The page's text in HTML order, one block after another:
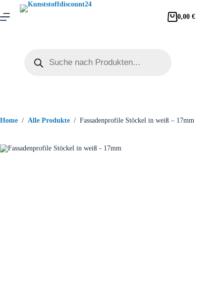
0,00€
Home / Alle Produkte / Fassadenprofile Stöckel in weiß – 17mm